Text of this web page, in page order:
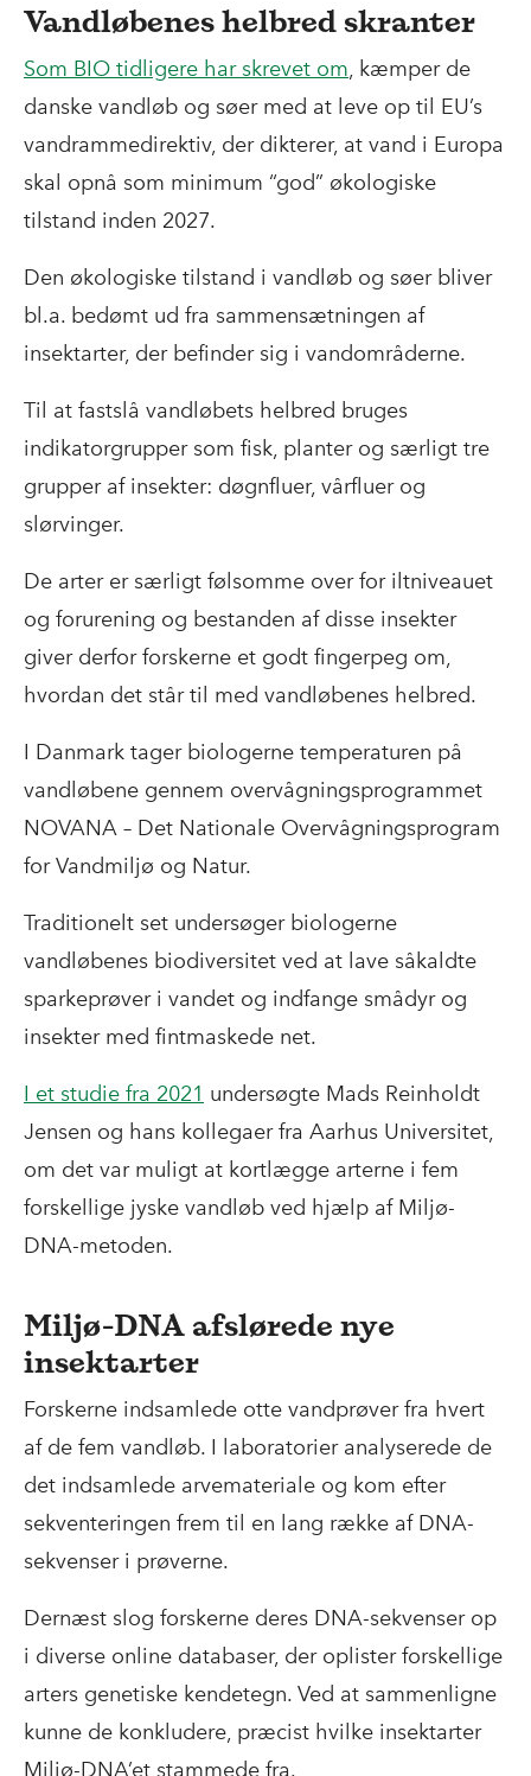
Vandløbenes helbred skranter
Som BIO tidligere har skrevet om, kæmper de
danske vandløb og søer med at leve op til EU’s
vandrammedirektiv, der dikterer, at vand i Europa
skal opnå som minimum “god” økologiske
tilstand inden 2027.
Den økologiske tilstand i vandløb og søer bliver
bl.a. bedømt ud fra sammensætningen af
insektarter, der befinder sig i vandområderne.
Til at fastslå vandløbets helbred bruges
indikatorgrupper som fisk, planter og særligt tre
grupper af insekter: døgnfluer, vårfluer og
slørvinger.
De arter er særligt følsomme over for iltniveauet
og forurening og bestanden af disse insekter
giver derfor forskerne et godt fingerpeg om,
hvordan det står til med vandløbenes helbred.
I Danmark tager biologerne temperaturen på
vandløbene gennem overvågningsprogrammet
NOVANA – Det Nationale Overvågningsprogram
for Vandmiljø og Natur.
Traditionelt set undersøger biologerne
vandløbenes biodiversitet ved at lave såkaldte
sparkeprøver i vandet og indfange smådyr og
insekter med fintmaskede net.
I et studie fra 2021 undersøgte Mads Reinholdt
Jensen og hans kollegaer fra Aarhus Universitet,
om det var muligt at kortlægge arterne i fem
forskellige jyske vandløb ved hjælp af Miljø-
DNA-metoden.
Miljø-DNA afslørede nye
insektarter
Forskerne indsamlede otte vandprøver fra hvert
af de fem vandløb. I laboratorier analyserede de
det indsamlede arvemateriale og kom efter
sekventeringen frem til en lang række af DNA-
sekvenser i prøverne.
Dernæst slog forskerne deres DNA-sekvenser op
i diverse online databaser, der oplister forskellige
arters genetiske kendetegn. Ved at sammenligne
kunne de konkludere, præcist hvilke insektarter
Miljø-DNA’et stammede fra.